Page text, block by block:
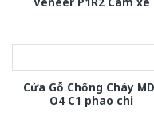
Cửa Gỗ Chống Cháy
O4 C1 phao chi